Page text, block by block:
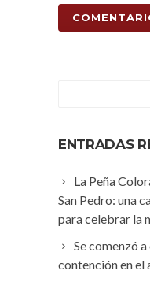
ENTRADAS
La Peña
San Pedro: una
para celebrar la
Se comenzó
contención en el